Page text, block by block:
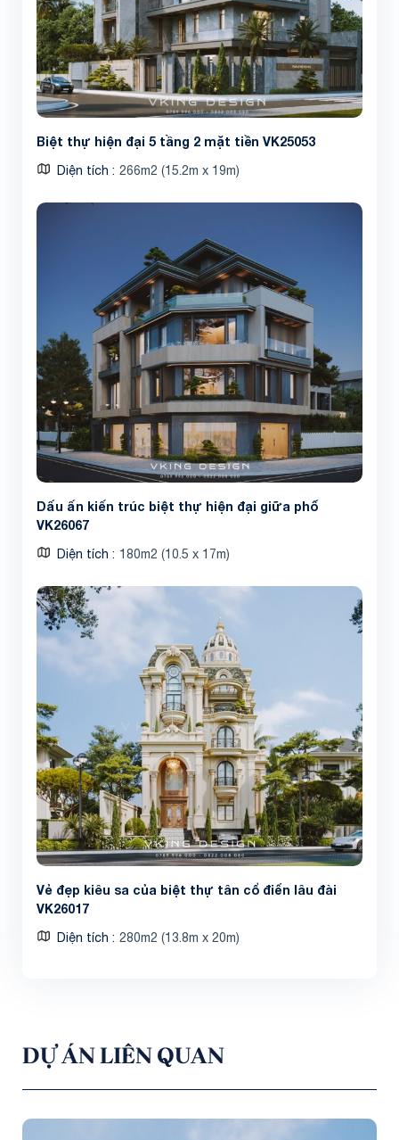
Biệt thự hiện đại 5 tầng 2 mặt tiền VK25053
Diện tích 266m2 (15.2m x 19m)
Dấu ấn kiến trúc biệt thự hiện đại giữa phố
VK26067
Diện tích 180m2 (10.5 x 17m)
Vẻ đẹp kiêu sa của biệt thự tân cổ điển lâu đài
VK26017
Diện tích 280m2 (13.8m x 20m)
DỰ ÁN LIÊN QUAN